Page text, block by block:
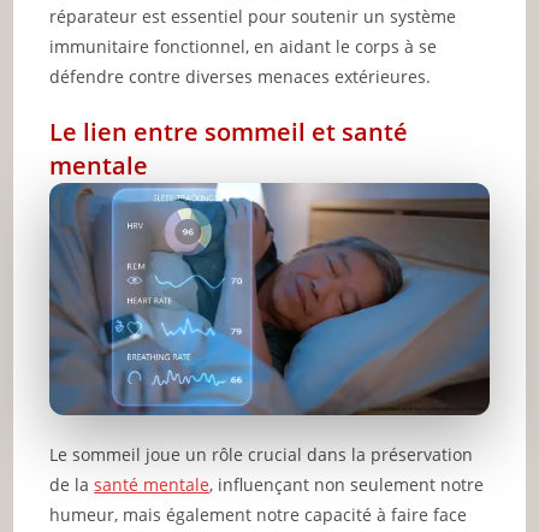
réparateur est essentiel pour soutenir un système
immunitaire fonctionnel, en aidant le corps à se
défendre contre diverses menaces extérieures.
Le lien entre sommeil et santé
mentale
Le sommeil joue un rôle crucial dans la préservation
de lasanté mentale, influençant non seulement notre
humeur, mais également notre capacité à faire face